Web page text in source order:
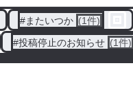
#またいつか (1件)
#投稿停止のお知らせ (1件)